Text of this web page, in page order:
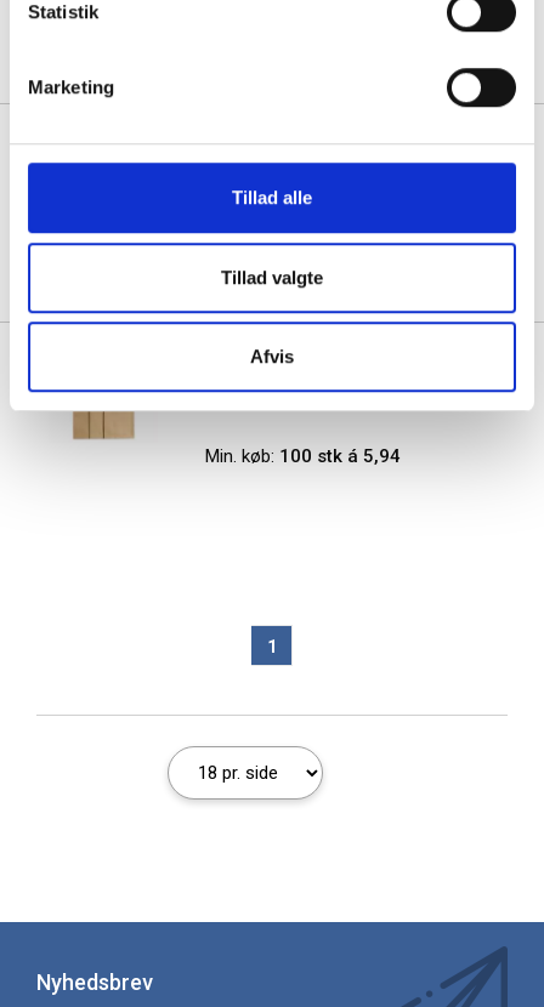
Statistik
Marketing
Tillad alle
Tillad valgte
Afvis
Forsendelsesposer i papir med
genluk i str. 380x480x80mm
Min. køb:100 stk á 7,13
Forsendelsesposer i papir med
Min. køb: 100 stk á 5,94
1
Nyhedsbrev